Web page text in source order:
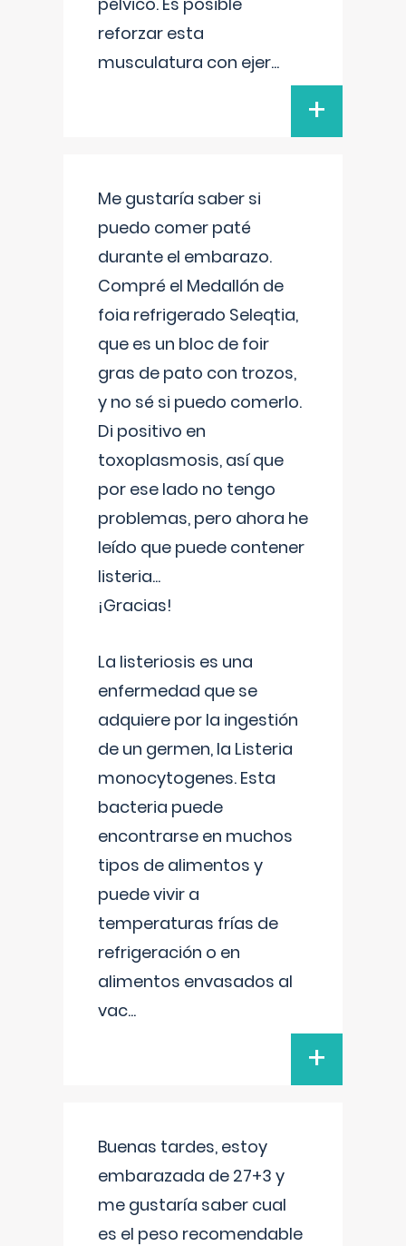
reforzar esta
musculatura con ejer...
+
Me gustaría saber si
puedo comer paté
durante el embarazo.
Compré el Medallón de
foia refrigerado Seleqtia,
que es un bloc de foir
gras de pato con trozos,
y no sé si puedo comerlo.
Di positivo en
toxoplasmosis, así que
por ese lado no tengo
problemas, pero ahora he
leído que puede contener
listeria...
¡Gracias!
La listeriosis es una
enfermedad que se
adquiere por la ingestión
de un germen, la Listeria
monocytogenes. Esta
bacteria puede
encontrarse en muchos
tipos de alimentos y
puede vivir a
temperaturas frías de
refrigeración o en
alimentos envasados al
vac...
+
Buenas tardes, estoy
embarazada de 27+3 y
me gustaría saber cual
es el peso recomendable